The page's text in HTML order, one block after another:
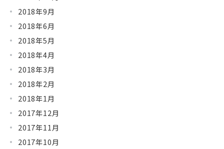
2018年9月
2018年6月
2018年5月
2018年4月
2018年3月
2018年2月
2018年1月
2017年12月
2017年11月
2017年10月